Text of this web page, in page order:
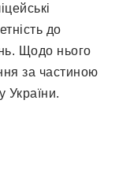
до
Щодо нього
за частиною
України.